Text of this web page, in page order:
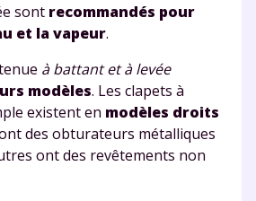
sont recommandés pour
et la vapeur.
à battant et à levée
modèles. Les clapets à
existent en modèles droits
des obturateurs métalliques
ont des revêtements non